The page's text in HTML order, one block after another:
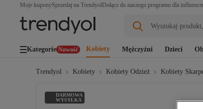
Moje kuponySprzedaj na Trendyol Dołącz do naszego programu dla
Wyszukaj
Kategorie Nowość Kobiety Mężczyźni Dzieci
Trendyol Kobiety Kobiety Odzież Kobiety
DARMOWA
WYSYŁKA